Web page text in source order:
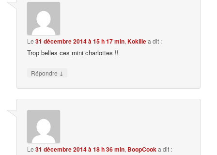
Le31 décembre 2014 à 15 h 17 min,Kokillea dit :
Trop belles ces mini charlottes !!
Répondre ↓
Le31 décembre 2014 à 18 h 36 min, BoopCook a dit :